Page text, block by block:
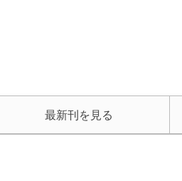
最新刊を見る